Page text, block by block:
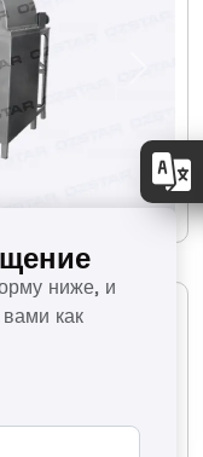
ниже, и
как